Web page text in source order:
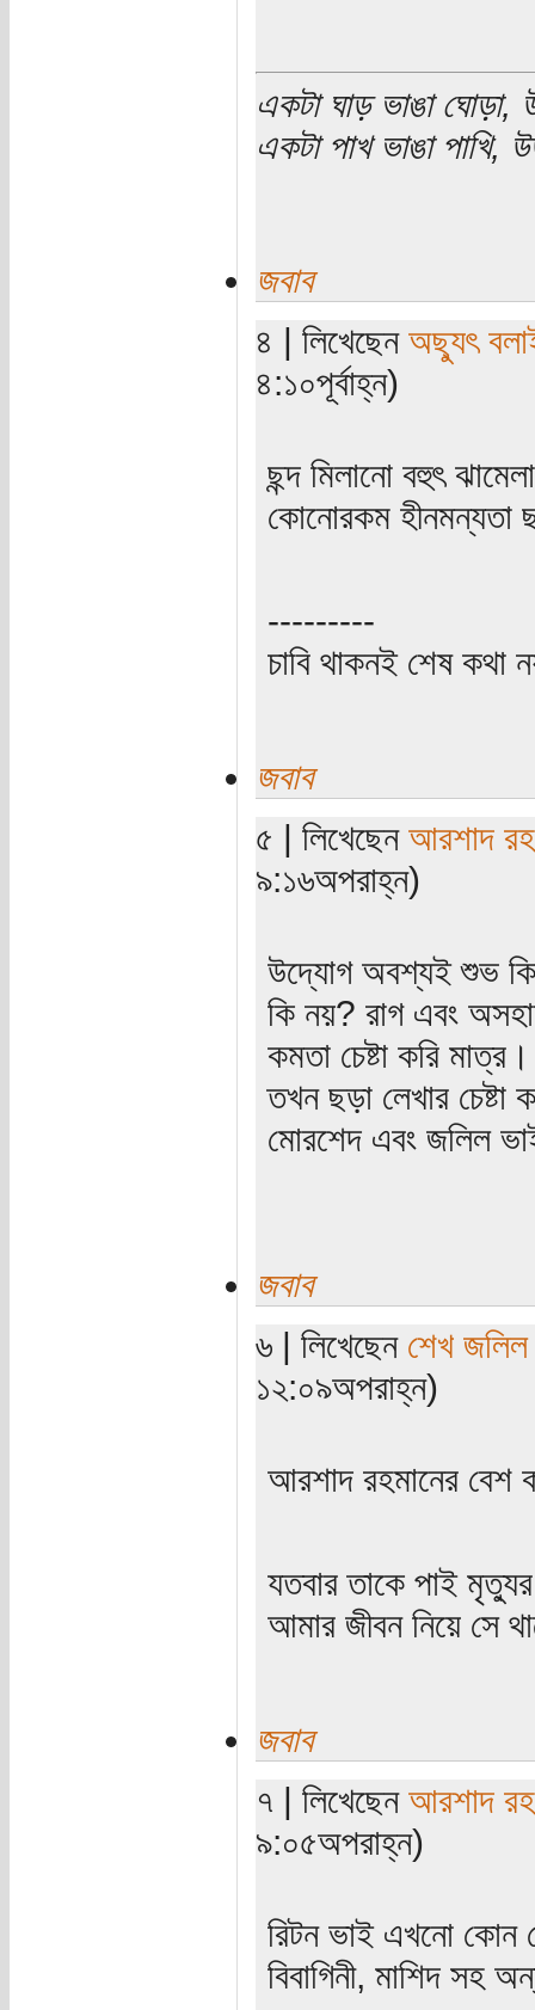
একটা ঘাড় ভাঙা ঘোড়া,
একটা পাখ ভাঙা পাখি,
জবাব
৪ | লিখেছেন অছ্যুৎ
৪:১০পূর্বাহ্ন)
ছন্দ মিলানো বহুৎ
কোনোরকম হীনমন্যতা
---------
চাবি থাকনই শেষ কথা
জবাব
৫ | লিখেছেন আরশাদ
৯:১৬অপরাহ্ন)
উদ্যোগ অবশ্যই শুভ
কি নয়? রাগ এবং
কমতা চেষ্টা করি
তখন ছড়া লেখার
মোরশেদ এবং জলিল
জবাব
৬ | লিখেছেন শেখ জলিল
১২:০৯অপরাহ্ন)
আরশাদ রহমানের বেশ
যতবার তাকে পাই
আমার জীবন নিয়ে সে
জবাব
৭ | লিখেছেন আরশাদ
৯:০৫অপরাহ্ন)
রিটন ভাই এখনো কোন
বিবাগিনী, মাশিদ সহ